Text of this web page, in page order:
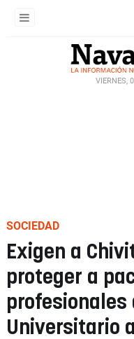
VIERNES,
SOCIEDAD
Exigen a
proteger a
profesionales
Universitario